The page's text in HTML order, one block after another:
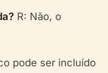
R: Não, o
pode ser incluído